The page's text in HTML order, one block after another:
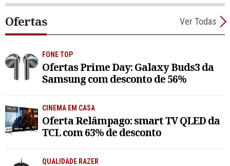
Ofertas Ver Todas
FONE TOP
Ofertas Prime Day: Galaxy Buds3 da
Samsung com desconto de 56%
CINEMA EM CASA
Oferta Relâmpago: smart TV QLED da
TCL com 63% de desconto
QUALIDADE RAZER